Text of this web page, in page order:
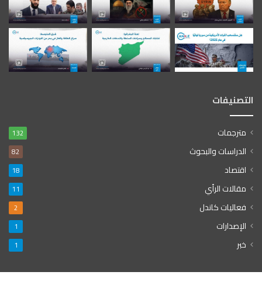
التصنيفات
مترجمات 132
الدراسات والبحوث 82
اقتصاد 18
مقالات الرأي 11
فعاليات كاندل 2
الإصدارات 1
خبر 1